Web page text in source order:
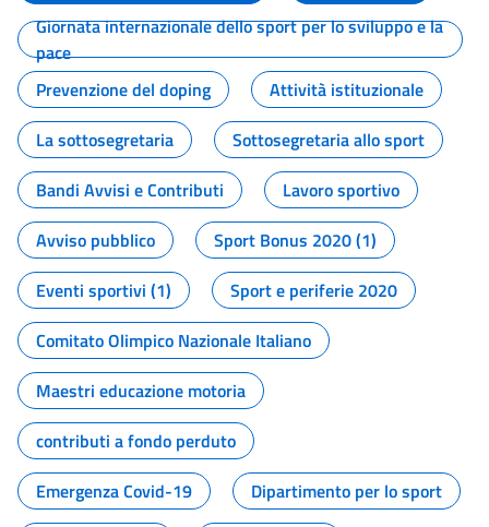
Giornata internazionale dello sport per lo sviluppo e la
pace
Prevenzione del doping
Attività istituzionale
La sottosegretaria
Sottosegretaria allo sport
Bandi Avvisi e Contributi
Lavoro sportivo
Avviso pubblico
Sport Bonus 2020 (1)
Eventi sportivi (1)
Sport e periferie 2020
Comitato Olimpico Nazionale Italiano
Maestri educazione motoria
contributi a fondo perduto
Emergenza Covid-19
Dipartimento per lo sport